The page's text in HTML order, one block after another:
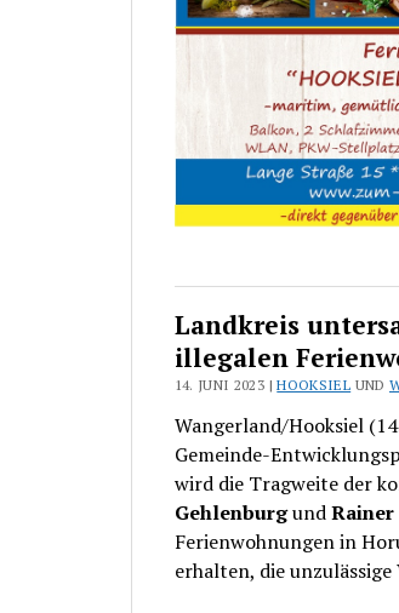
Landkreis
illegalen
14. JUNI 2023 |HOOKSIEL UND
Wangerland/Hooksiel
Gemeinde-
wird die Tragweite der
GehlenburgundRainer
Ferienwohnungen in
erhalten, die